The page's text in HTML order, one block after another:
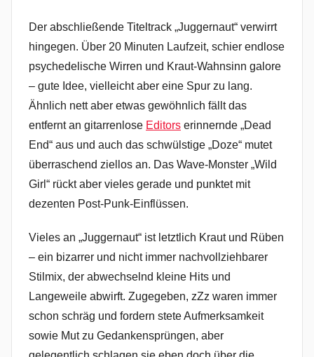
Der abschließende Titeltrack „Juggernaut“ verwirrt
hingegen. Über 20 Minuten Laufzeit, schier endlose
psychedelische Wirren und Kraut-Wahnsinn galore
– gute Idee, vielleicht aber eine Spur zu lang.
Ähnlich nett aber etwas gewöhnlich fällt das
entfernt an gitarrenlose Editors erinnernde „Dead
End“ aus und auch das schwülstige „Doze“ mutet
überraschend ziellos an. Das Wave-Monster „Wild
Girl“ rückt aber vieles gerade und punktet mit
dezenten Post-Punk-Einflüssen.
Vieles an „Juggernaut“ ist letztlich Kraut und Rüben
– ein bizarrer und nicht immer nachvollziehbarer
Stilmix, der abwechselnd kleine Hits und
Langeweile abwirft. Zugegeben, zZz waren immer
schon schräg und fordern stete Aufmerksamkeit
sowie Mut zu Gedankensprüngen, aber